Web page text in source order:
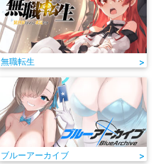
無職転生 >
ブルーアーカイブ >